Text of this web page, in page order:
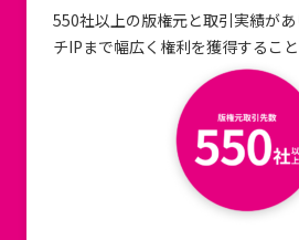
550社以上の版権元と取引実績が
チIPまで幅広く権利を獲得すること